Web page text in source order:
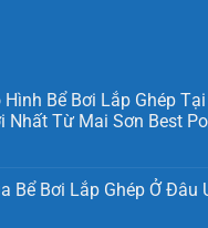
Hình Bể Bơi Lắp Ghép
Nhất Từ Mai Sơn Best
Bể Bơi Lắp Ghép Ở Đâu